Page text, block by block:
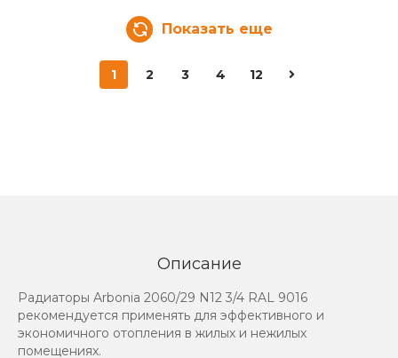
Показать еще
1 2 3 4 12
Описание
Радиаторы Arbonia 2060/29 N12 3/4 RAL 9016
рекомендуется применять для эффективного и
экономичного отопления в жилых и нежилых
помещениях.